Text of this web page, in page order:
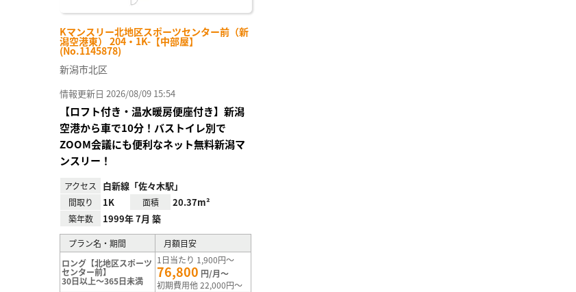
Kマンスリー北地区スポーツセンター前（新
潟空港東） 204・1K-【中部屋】
(No.1145878)
新潟市北区
情報更新日 2026/08/09 15:54
【ロフト付き・温水暖房便座付き】新潟
空港から車で10分！バストイレ別で
ZOOM会議にも便利なネット無料新潟マ
ンスリー！
アクセス 白新線「佐々木駅」
間取り 1K 面積 20.37m²
築年数 1999年 7月 築
プラン名・期間
月額目安
ロング【北地区スポーツ
センター前】
30日以上～365日未満
1日当たり 1,900円～
76,800 円/月～
初期費用他 22,000円～